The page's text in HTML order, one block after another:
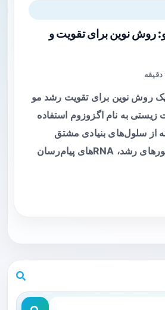
روش نوین برای تقویت و
یک روش نوین برای تقویت رشد مو
زیستی به نام اگزوزوم استفاده
از سلول‌های بنیادی مشتق
شده‌اند، حاوی فاکتورهای رشد، RNAهای پیام‌رسان